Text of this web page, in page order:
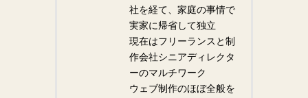
社を経て、家庭の事情で
実家に帰省して独立
現在はフリーランスと制
作会社シニアディレクタ
ーのマルチワーク
ウェブ制作のほぼ全般を